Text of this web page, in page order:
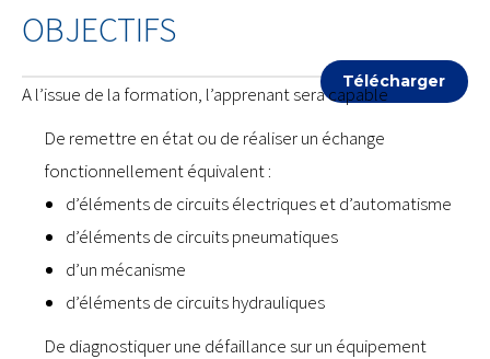
OBJECTIFS
Télécharger
A l’issue de la formation, l’apprenant sera capable
De remettre en état ou de réaliser un échange
fonctionnellement équivalent :
d’éléments de circuits électriques et d’automatisme
d’éléments de circuits pneumatiques
d’un mécanisme
d’éléments de circuits hydrauliques
De diagnostiquer une défaillance sur un équipement